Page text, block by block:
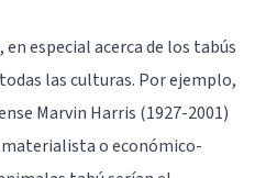
especial acerca de los tabús
las culturas. Por ejemplo,
Marvin Harris (1927-2001)
o económico-